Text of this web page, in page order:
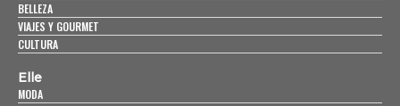
BELLEZA
VIAJES Y GOURMET
CULTURA
Elle
MODA